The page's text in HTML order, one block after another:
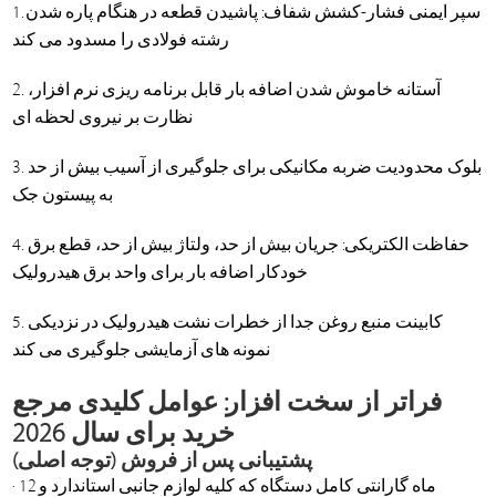
1. سپر ایمنی فشار-کشش شفاف: پاشیدن قطعه در هنگام پاره شدن
رشته فولادی را مسدود می کند
2. آستانه خاموش شدن اضافه بار قابل برنامه ریزی نرم افزار،
نظارت بر نیروی لحظه ای
3. بلوک محدودیت ضربه مکانیکی برای جلوگیری از آسیب بیش از حد
به پیستون جک
4. حفاظت الکتریکی: جریان بیش از حد، ولتاژ بیش از حد، قطع برق
خودکار اضافه بار برای واحد برق هیدرولیک
5. کابینت منبع روغن جدا از خطرات نشت هیدرولیک در نزدیکی
نمونه های آزمایشی جلوگیری می کند
فراتر از سخت افزار: عوامل کلیدی مرجع
خرید برای سال 2026
پشتیبانی پس از فروش (توجه اصلی)
· 12 ماه گارانتی کامل دستگاه که کلیه لوازم جانبی استاندارد و